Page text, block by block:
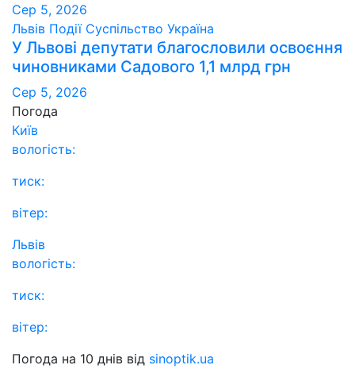
Сер 5, 2026
Львів Події Суспільство Україна
У Львові депутати благословили освоєння
чиновниками Садового 1,1 млрд грн
Сер 5, 2026
Погода
Київ
вологість:
тиск:
вітер:
Львів
вологість:
тиск:
вітер:
Погода на 10 днів від sinoptik.ua